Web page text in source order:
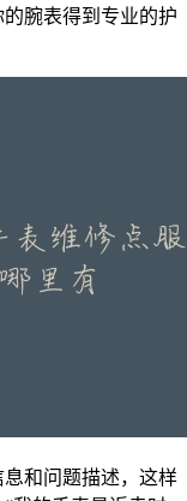
腕表得到专业的护
和问题描述，这样